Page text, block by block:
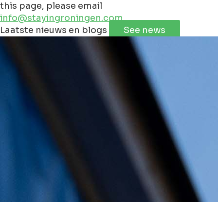
this page, please email
info@stayingroningen.com
+
Leaflet | ©JawgMaps©OpenStreetMapcontributorss
Laatste nieuws en blogs See news